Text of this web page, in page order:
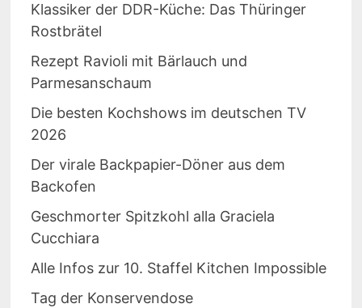
Klassiker der DDR-Küche: Das Thüringer
Rostbrätel
Rezept Ravioli mit Bärlauch und
Parmesanschaum
Die besten Kochshows im deutschen TV
2026
Der virale Backpapier-Döner aus dem
Backofen
Geschmorter Spitzkohl alla Graciela
Cucchiara
Alle Infos zur 10. Staffel Kitchen Impossible
Tag der Konservendose